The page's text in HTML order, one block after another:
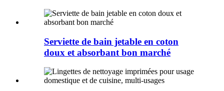
Serviette de bain jetable en coton
doux et absorbant bon marché